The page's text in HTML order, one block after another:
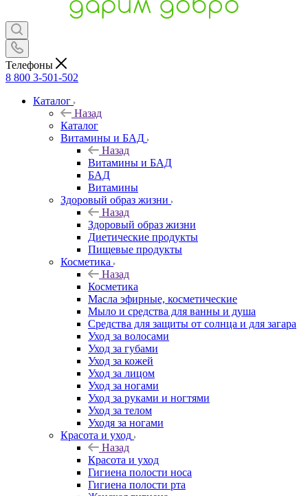
Телефоны
8 800 3-501-502
Каталог
Назад
Каталог
Витамины и БАД
Назад
Витамины и БАД
БАД
Витамины
Здоровый образ жизни
Назад
Здоровый образ жизни
Диетические продукты
Пищевые продукты
Косметика
Назад
Косметика
Масла эфирные, косметические
Мыло и средства для ванны и душа
Средства для защиты от солнца и для загара
Уход за волосами
Уход за губами
Уход за кожей
Уход за лицом
Уход за ногами
Уход за руками и ногтями
Уход за телом
Уходя за ногами
Красота и уход
Назад
Красота и уход
Гигиена полости носа
Гигиена полости рта